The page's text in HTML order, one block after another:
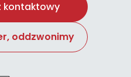
kontaktowy
oddzwonimy